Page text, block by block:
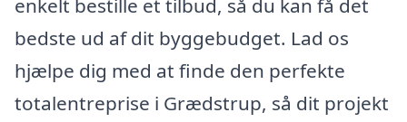
enkelt bestille et tilbud, så du kan få det
bedste ud af dit byggebudget. Lad os
hjælpe dig med at finde den perfekte
totalentreprise i Grædstrup, så dit projekt